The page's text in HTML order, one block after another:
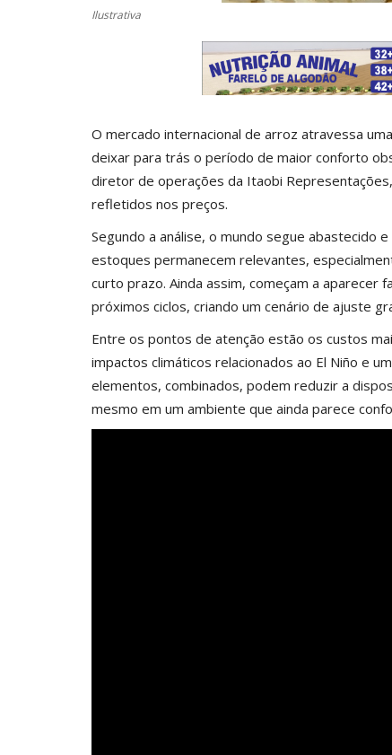
Ilustrativa
O mercado internacional de arroz atravessa
deixar para trás o período de maior conforto
diretor de operações da Itaobi
refletidos nos preços.
Segundo a análise, o mundo segue abastecido
estoques permanecem relevantes,
curto prazo. Ainda assim, começam a
próximos ciclos, criando um cenário de ajuste
Entre os pontos de atenção estão os custos
impactos climáticos relacionados ao El Niño e
elementos, combinados, podem reduzir a
mesmo em um ambiente que ainda parece